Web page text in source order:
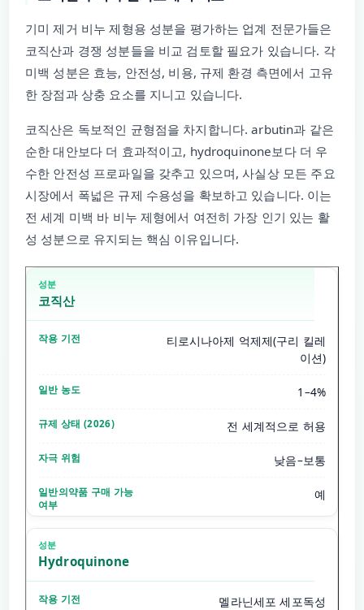
기미 제거 비누 제형용 성분을 평가하는 업계 전문가들은
코직산과 경쟁 성분들을 비교 검토할 필요가 있습니다. 각
미백 성분은 효능, 안전성, 비용, 규제 환경 측면에서 고유
한 장점과 상충 요소를 지니고 있습니다.
코직산은 독보적인 균형점을 차지합니다. arbutin과 같은
순한 대안보다 더 효과적이고, hydroquinone보다 더 우
수한 안전성 프로파일을 갖추고 있으며, 사실상 모든 주요
시장에서 폭넓은 규제 수용성을 확보하고 있습니다. 이는
전 세계 미백 바 비누 제형에서 여전히 가장 인기 있는 활
성 성분으로 유지되는 핵심 이유입니다.
코직산
티로시나아제 억제제(구리 킬레
이션)
1–4%
전 세계적으로 허용
낮음–보통
예
Hydroquinone
멜라닌세포 세포독성